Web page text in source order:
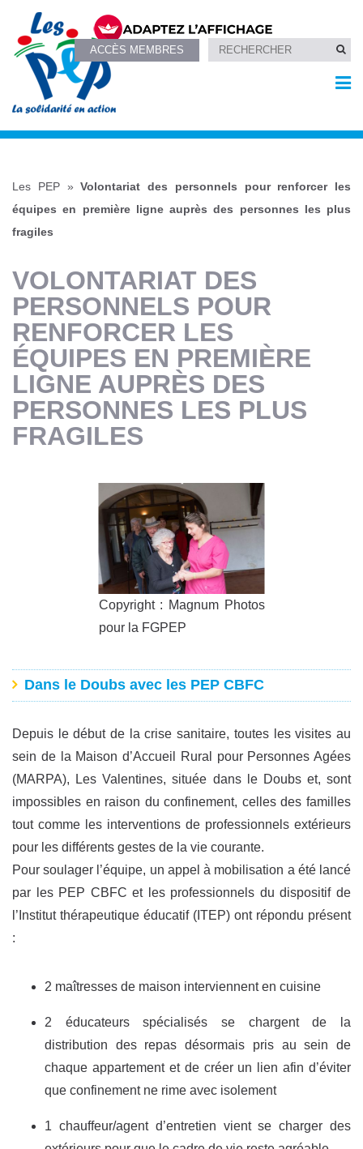
ACCÈS MEMBRES
Les PEP»Volontariat des personnels pour renforcer les
équipes en première ligne auprès des personnes les plus
fragiles
VOLONTARIAT DES
PERSONNELS POUR
RENFORCER LES
ÉQUIPES EN PREMIÈRE
LIGNE AUPRÈS DES
PERSONNES LES PLUS
FRAGILES
Copyright : Magnum Photos
pour la FGPEP
Dans le Doubs avec les PEP CBFC
Depuis le début de la crise sanitaire, toutes les visites au
sein de la Maison d’Accueil Rural pour Personnes Agées
(MARPA), Les Valentines, située dans le Doubs et, sont
impossibles en raison du confinement, celles des familles
tout comme les interventions de professionnels extérieurs
pour les différents gestes de la vie courante.
Pour soulager l’équipe, un appel à mobilisation a été lancé
par les PEP CBFC et les professionnels du dispositif de
l’Institut thérapeutique éducatif (ITEP) ont répondu présent
:
2 maîtresses de maison interviennent en cuisine
2 éducateurs spécialisés se chargent de la
distribution des repas désormais pris au sein de
chaque appartement et de créer un lien afin d’éviter
que confinement ne rime avec isolement
1 chauffeur/agent d’entretien vient se charger des